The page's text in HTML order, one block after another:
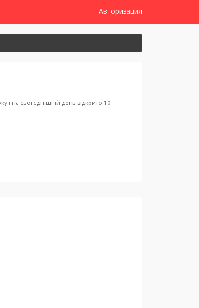
Авторизация
і на сьогоднішній день відкрито 10